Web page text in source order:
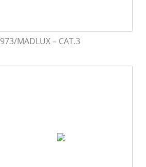
MADLUX – CAT.3